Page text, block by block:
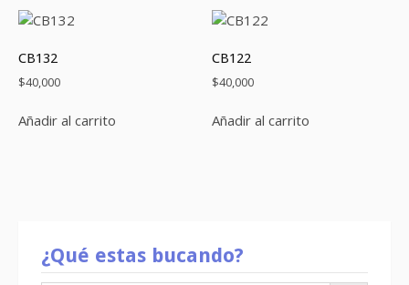
CB132
$40,000
Añadir al carrito
CB122
$40,000
Añadir al carrito
¿Qué estas bucando?